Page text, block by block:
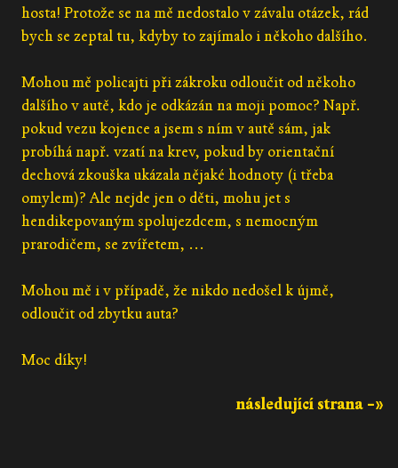
hosta! Protože se na mě nedostalo v závalu otázek, rád
bych se zeptal tu, kdyby to zajímalo i někoho dalšího.
Mohou mě policajti při zákroku odloučit od někoho
dalšího v autě, kdo je odkázán na moji pomoc? Např.
pokud vezu kojence a jsem s ním v autě sám, jak
probíhá např. vzatí na krev, pokud by orientační
dechová zkouška ukázala nějaké hodnoty (i třeba
omylem)? Ale nejde jen o děti, mohu jet s
hendikepovaným spolujezdcem, s nemocným
prarodičem, se zvířetem, ...
Mohou mě i v případě, že nikdo nedošel k újmě,
odloučit od zbytku auta?
Moc díky!
následující strana –»